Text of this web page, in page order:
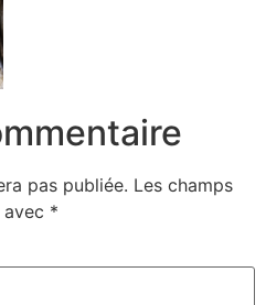
pas publiée. Les champs
*